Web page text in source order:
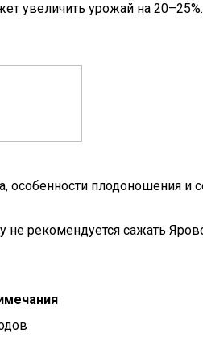
увеличить урожай на
особенности плодоношения и
рекомендуется сажать